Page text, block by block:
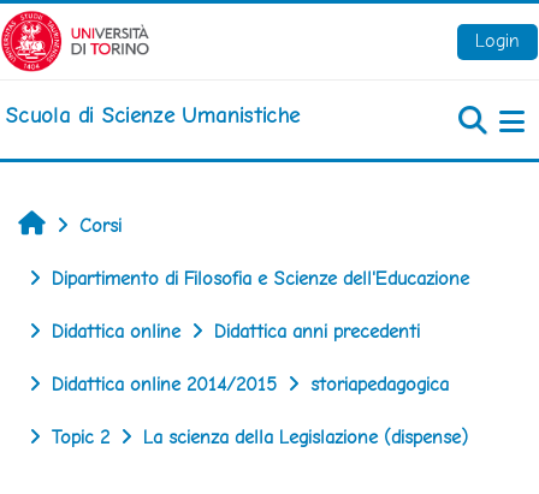
Vai al contenuto principale
Login
Scuola di Scienze Umanistiche
Home
Corsi
Dipartimento di Filosofia e Scienze dell'Educazione
Didattica online Didattica anni precedenti
Didattica online 2014/2015 storiapedagogica
Topic 2 La scienza della Legislazione (dispense)